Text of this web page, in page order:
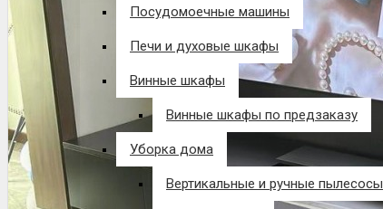
Посудомоечные машины
Печи и духовые шкафы
Винные шкафы
Винные шкафы по предзаказу
Уборка дома
Вертикальные и ручные пылесосы